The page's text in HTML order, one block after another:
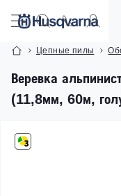
Цепные пилы
Веревка
(11,8мм, 60м,